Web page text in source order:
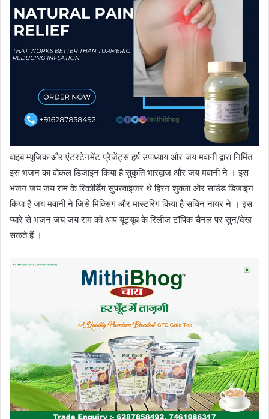
वाइब म्यूजिक और एंटरटेनमेंट प्रेजेंट्स हर्ष उपाध्याय और जय मवानी द्वारा निर्मित
इस भजन का वोकल डिजाइन किया है सुकृति भारद्वाज और जय मवानी ने । इस
भजन जय जय राम के रिकॉर्डिंग सुपरवाइजर थे हिरन शुक्ला और साउंड डिजाइन
किया है जय मवानी ने जिसे मिक्सिंग और मास्टरिंग किया है सचिन नायर ने । इस
प्यारे से भजन जय जय राम को आप यूट्यूब के रिलीज टॉपिक चैनल पर सुन/देख
सकते हैं ।